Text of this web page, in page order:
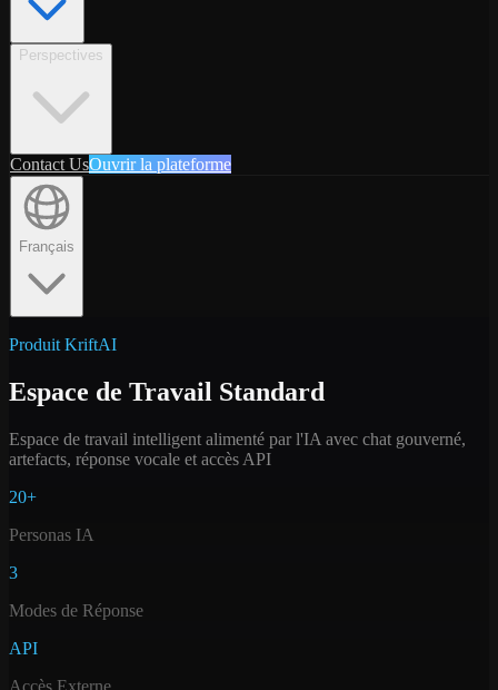
Perspectives
Contact UsOuvrir la plateforme
Français
Produit KriftAI
Espace de Travail Standard
Espace de travail intelligent alimenté par l'IA avec chat gouverné,
artefacts, réponse vocale et accès API
20+
Personas IA
3
Modes de Réponse
API